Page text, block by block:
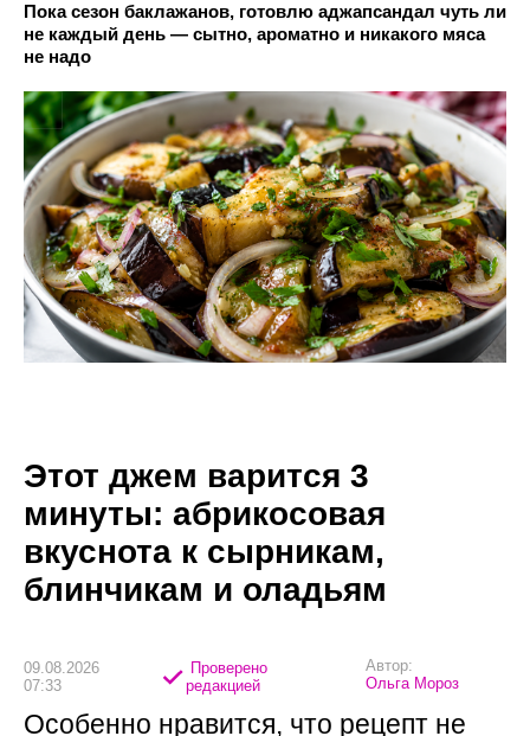
Пока сезон баклажанов, готовлю аджапсандал чуть ли
не каждый день — сытно, ароматно и никакого мяса
не надо
Этот джем варится 3
минуты: абрикосовая
вкуснота к сырникам,
блинчикам и оладьям
09.08.2026
07:33
Проверено
редакцией
Автор:
Ольга Мороз
Особенно нравится, что рецепт не